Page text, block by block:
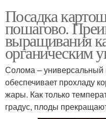
Посадка
пошагово.
выращивания
органическим
Солома – универсальный
обеспечивает прохладу
жары. Как только
градус, плоды